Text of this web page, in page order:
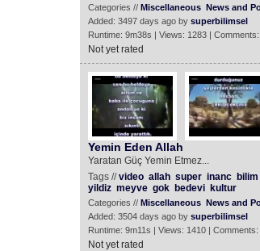
Categories // Miscellaneous News and
Added: 3497 days ago by superbilimsel
Runtime: 9m38s | Views: 1283 |
Not yet rated
Yemin Eden Allah
Yaratan Güç Yemin Etmez...
Tags //video allah super inanc bilim
yildiz meyve gok bedevi kultur
Categories // Miscellaneous News and
Added: 3504 days ago by superbilimsel
Runtime: 9m11s | Views: 1410 | Comments:
Not yet rated